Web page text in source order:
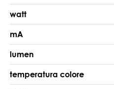
watt
mA
lumen
temperatura colore